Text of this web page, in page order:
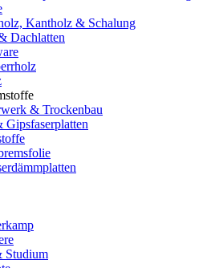
Kantholz & Schalung
Dachlatten
& Trockenbau
Gipsfaserplatten
Studium